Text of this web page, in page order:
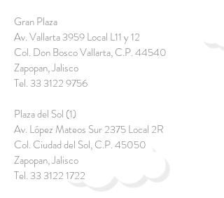
Gran Plaza
Av. Vallarta 3959 Local L11 y 12
Col. Don Bosco Vallarta, C.P. 44540
Zapopan, Jalisco
Tel. 33 3122 9756
Plaza del Sol (1)
Av. López Mateos Sur 2375 Local 2R
Col. Ciudad del Sol, C.P. 45050
Zapopan, Jalisco
Tel. 33 3122 1722